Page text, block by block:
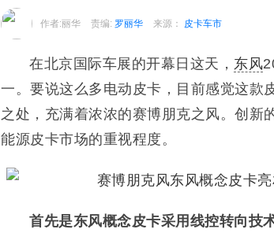
作者:丽华 责编: 罗丽华 来源： 皮卡车市
在北京国际车展的开幕日这天， 东风
一。要说这么多电动皮卡，目前感觉这款
之处，充满着浓浓的赛博朋克之风。创新
能源皮卡市场的重视程度。
首先是东风概念皮卡采用线控转向技术